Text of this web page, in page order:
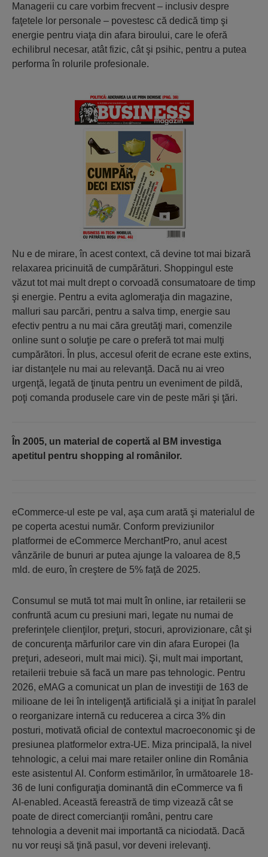
Managerii cu care vorbim frecvent – inclusiv despre
faţetele lor personale – povestesc că dedică timp şi
energie pentru viaţa din afara biroului, care le oferă
echilibrul necesar, atât fizic, cât şi psihic, pentru a putea
performa în rolurile profesionale.
Nu e de mirare, în acest context, că devine tot mai bizară
relaxarea pricinuită de cumpărături. Shoppingul este
văzut tot mai mult drept o corvoadă consumatoare de timp
şi energie. Pentru a evita aglomeraţia din magazine,
malluri sau parcări, pentru a salva timp, energie sau
efectiv pentru a nu mai căra greutăţi mari, comenzile
online sunt o soluţie pe care o preferă tot mai mulţi
cumpărători. În plus, accesul oferit de ecrane este extins,
iar distanţele nu mai au relevanţă. Dacă nu ai vreo
urgenţă, legată de ţinuta pentru un eveniment de pildă,
poţi comanda produsele care vin de peste mări şi ţări.
În 2005, un material de copertă al BM investiga
apetitul pentru shopping al românilor.
eCommerce-ul este pe val, aşa cum arată şi materialul de
pe coperta acestui număr. Conform previziunilor
platformei de eCommerce MerchantPro, anul acest
vânzările de bunuri ar putea ajunge la valoarea de 8,5
mld. de euro, în creştere de 5% faţă de 2025.
Consumul se mută tot mai mult în online, iar retailerii se
confruntă acum cu presiuni mari, legate nu numai de
preferinţele clienţilor, preţuri, stocuri, aprovizionare, cât şi
de concurenţa mărfurilor care vin din afara Europei (la
preţuri, adeseori, mult mai mici). Şi, mult mai important,
retailerii trebuie să facă un mare pas tehnologic. Pentru
2026, eMAG a comunicat un plan de investiţii de 163 de
milioane de lei în inteligenţă artificială şi a iniţiat în paralel
o reorganizare internă cu reducerea a circa 3% din
posturi, motivată oficial de contextul macroeconomic şi de
presiunea platformelor extra-UE. Miza principală, la nivel
tehnologic, a celui mai mare retailer online din România
este asistentul AI. Conform estimărilor, în următoarele 18-
36 de luni configuraţia dominantă din eCommerce va fi
AI-enabled. Această fereastră de timp vizează cât se
poate de direct comercianţii români, pentru care
tehnologia a devenit mai importantă ca niciodată. Dacă
nu vor reuşi să ţină pasul, vor deveni irelevanţi.